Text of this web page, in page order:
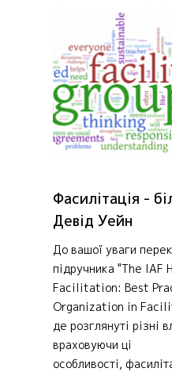
Фасилітація -
Девід Уейн
До вашої уваги
підручника "The IAF
Facilitation: Best
Organization in
де розглянуті різні
враховуючи ці
особливості,